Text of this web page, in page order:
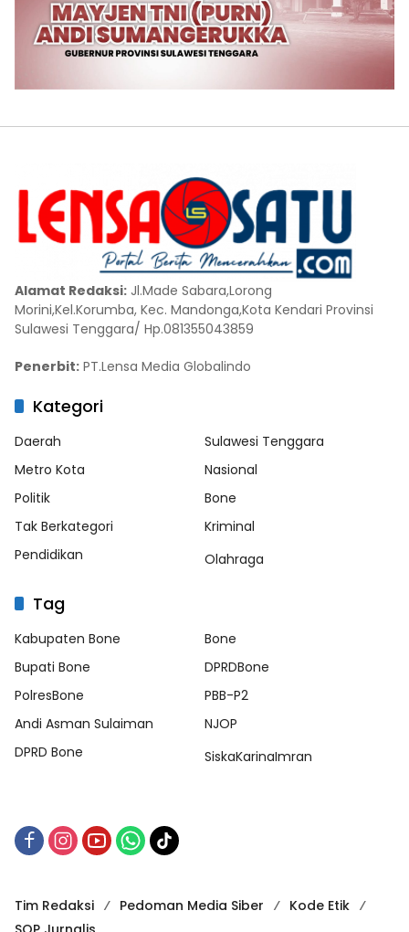
Alamat Redaksi: Jl.Made Sabara,Lorong
Morini,Kel.Korumba, Kec. Mandonga,Kota Kendari Provinsi
Sulawesi Tenggara/ Hp.081355043859
Penerbit: PT.Lensa Media Globalindo
Kategori
Daerah
Sulawesi Tenggara
Metro Kota
Nasional
Politik
Bone
Tak Berkategori
Kriminal
Pendidikan
Olahraga
Tag
Kabupaten Bone
Bone
Bupati Bone
DPRDBone
PolresBone
PBB-P2
Andi Asman Sulaiman
NJOP
DPRD Bone
SiskaKarinaImran
Tim Redaksi Pedoman Media Siber
Kode Etik